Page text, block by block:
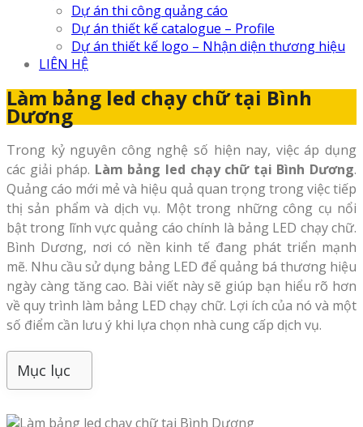
Dự án thi công quảng cáo
Dự án thiết kế catalogue – Profile
Dự án thiết kế logo – Nhận diện thương hiệu
LIÊN HỆ
Làm bảng led chạy chữ tại Bình
Dương
Trong kỷ nguyên công nghệ số hiện nay, việc áp dụng
các giải pháp. Làm bảng led chạy chữ tại Bình Dương.
Quảng cáo mới mẻ và hiệu quả quan trọng trong việc tiếp
thị sản phẩm và dịch vụ. Một trong những công cụ nổi
bật trong lĩnh vực quảng cáo chính là bảng LED chạy chữ.
Bình Dương, nơi có nền kinh tế đang phát triển mạnh
mẽ. Nhu cầu sử dụng bảng LED để quảng bá thương hiệu
ngày càng tăng cao. Bài viết này sẽ giúp bạn hiểu rõ hơn
về quy trình làm bảng LED chạy chữ. Lợi ích của nó và một
số điểm cần lưu ý khi lựa chọn nhà cung cấp dịch vụ.
Mục lục